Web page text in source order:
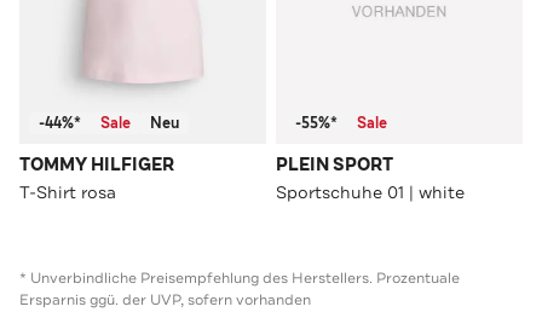
-44%* Sale Neu
TOMMY HILFIGER
T-Shirt rosa
-55%* Sale
PLEIN SPORT
Sportschuhe 01 | white
* Unverbindliche Preisempfehlung des Herstellers. Prozentuale
Ersparnis ggü. der UVP, sofern vorhanden